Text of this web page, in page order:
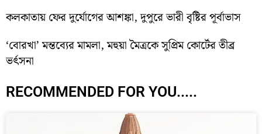
কলকাতায় ফের দুর্যোগের আশঙ্কা, দুপুরে ভারী বৃষ্টির পূর্বাভাস
‘বোরখা’ মন্তব্যের মামলা, মহুয়া মৈত্রকে সুপ্রিম কোর্টের তীব্র
ভর্ৎসনা
RECOMMENDED FOR YOU.....